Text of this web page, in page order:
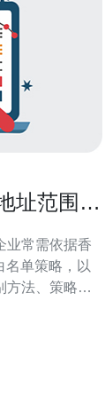
址范围做
业常需依据香
名单策略，以
方法、策略设
需要